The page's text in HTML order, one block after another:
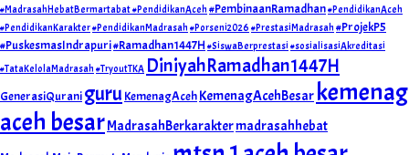
#MadrasahHebatBermartabat #PendidikanAceh #PembinaanRamadhan#PendidikanAceh
#PendidikanKarakter#PendidikanMadrasah #Porseni2026 #PrestasiMadrasah #ProjekP5
#PuskesmasIndrapuri#Ramadhan1447H #SiswaBerprestasi #sosialisasiAkreditasi
#TataKelolaMadrasah #TryoutTKA DiniyahRamadhan1447H
GenerasiQuraniguru KemenagAcehKemenagAcehBesar kemenag
aceh besarMadrasahBerkaraktermadrasahhebat